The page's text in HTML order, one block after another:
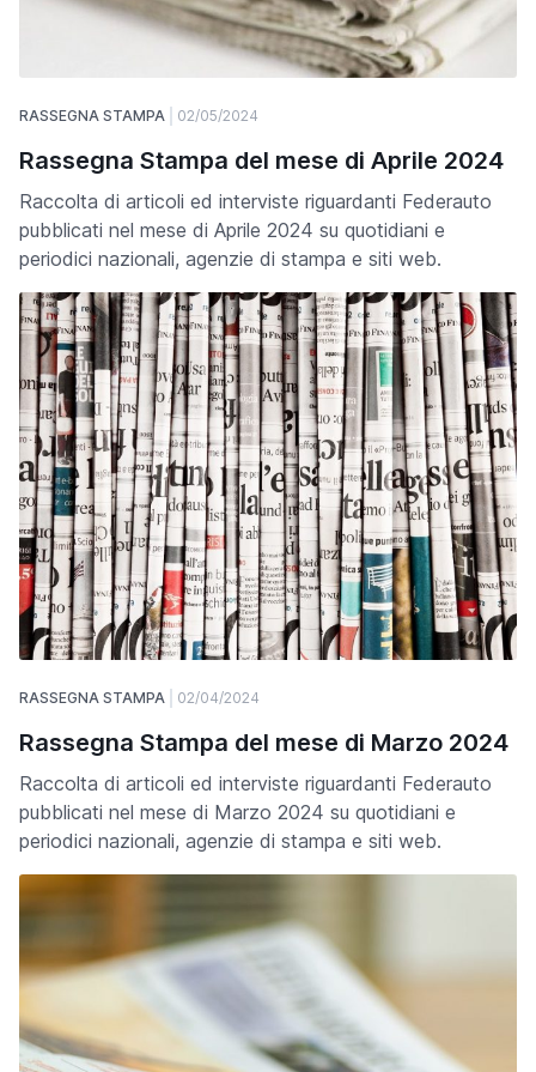
RASSEGNA STAMPA 02/05/2024
Rassegna Stampa del mese di Aprile 2024
Raccolta di articoli ed interviste riguardanti Federauto
pubblicati nel mese di Aprile 2024 su quotidiani e
periodici nazionali, agenzie di stampa e siti web.
RASSEGNA STAMPA 02/04/2024
Rassegna Stampa del mese di Marzo 2024
Raccolta di articoli ed interviste riguardanti Federauto
pubblicati nel mese di Marzo 2024 su quotidiani e
periodici nazionali, agenzie di stampa e siti web.